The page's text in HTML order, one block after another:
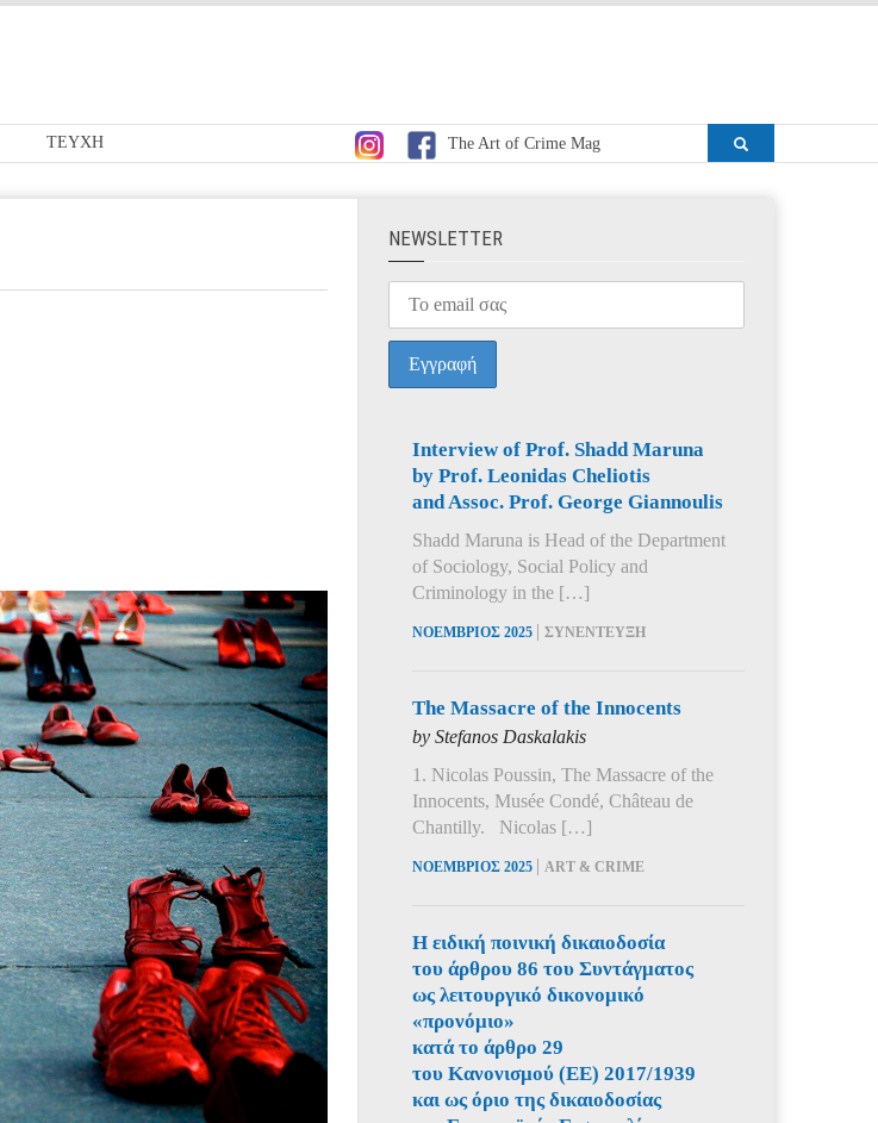
ΤΕΥΧΗ The Art of Crime Mag
ΝEWSLETTER
Interview of Prof. Shadd Maruna
by Prof. Leonidas Cheliotis
and Assoc. Prof. George Giannoulis
Shadd Maruna is Head of the Department
of Sociology, Social Policy and
Criminology in the […]
ΝΟΕΜΒΡΙΟΣ 2025 | ΣΥΝΕΝΤΕΥΞΗ
The Massacre of the Innocents
by Stefanos Daskalakis
1. Nicolas Poussin, The Massacre of the
Innocents, Musée Condé, Château de
Chantilly. Nicolas […]
ΝΟΕΜΒΡΙΟΣ 2025 | ART & CRIME
Η ειδική ποινική δικαιοδοσία
του άρθρου 86 του Συντάγματος
ως λειτουργικό δικονομικό
«προνόμιο»
κατά το άρθρο 29
του Κανονισμού (ΕΕ) 2017/1939
και ως όριο της δικαιοδοσίας